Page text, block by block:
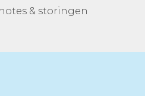
& storingen